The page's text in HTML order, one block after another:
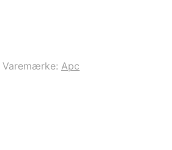
Varemærke: Apc